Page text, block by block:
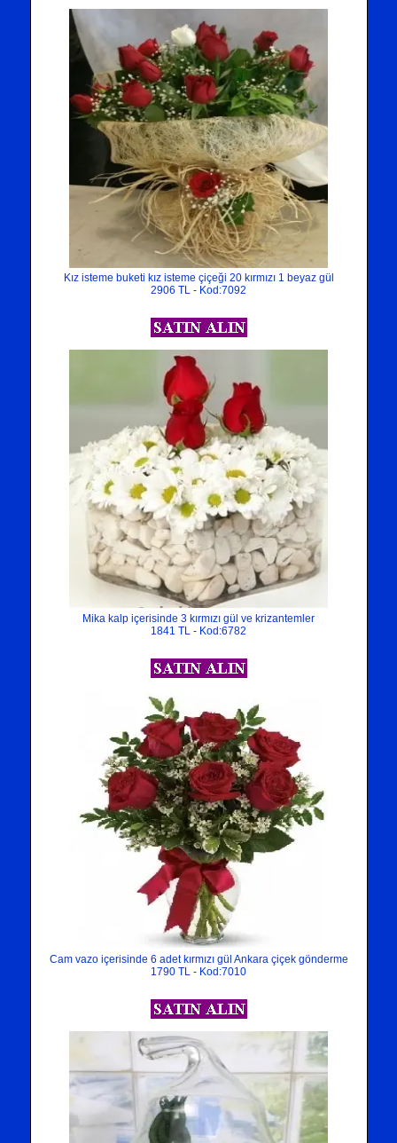
Kız isteme buketi kız isteme çiçeği 20 kırmızı 1 beyaz gül
2906 TL - Kod:7092
Mika kalp içerisinde 3 kırmızı gül ve krizantemler
1841 TL - Kod:6782
Cam vazo içerisinde 6 adet kırmızı gül Ankara çiçek gönderme
1790 TL - Kod:7010